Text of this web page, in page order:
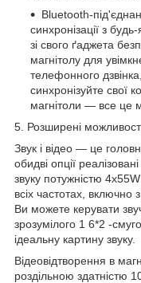
Bluetooth-
синхронізації з
зі свого ґаджета
магнітолу для
телефонного
синхронізуйте свої
магнітоли — все це
5. Розширені
Звук і відео — це
обидві опції
звуку потужністю
всіх частотах, включно
Ви можете керувати
зрозумілого 1 6*2 -
ідеальну картину звуку.
Відеовідтворення в
роздільною здатністю